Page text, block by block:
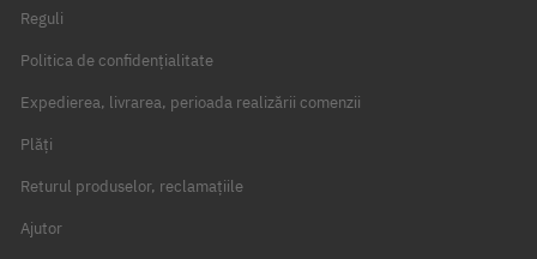
Reguli
Politica de confidențialitate
Expedierea, livrarea, perioada realizării comenzii
Plăți
Returul produselor, reclamațiile
Ajutor